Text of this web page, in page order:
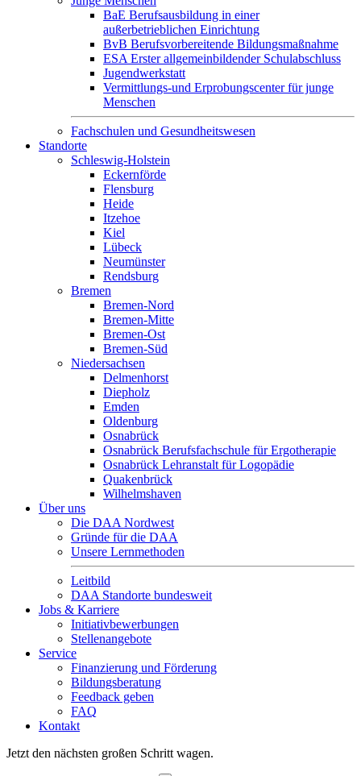
BaE Berufsausbildung in einer
außerbetrieblichen Einrichtung
BvB Berufsvorbereitende Bildungsmaßnahme
ESA Erster allgemeinbildender Schulabschluss
Jugendwerkstatt
Vermittlungs-und Erprobungscenter für junge
Menschen
Fachschulen und Gesundheitswesen
Standorte
Schleswig-Holstein
Eckernförde
Flensburg
Heide
Itzehoe
Kiel
Lübeck
Neumünster
Rendsburg
Bremen
Bremen-Nord
Bremen-Mitte
Bremen-Ost
Bremen-Süd
Niedersachsen
Delmenhorst
Diepholz
Emden
Oldenburg
Osnabrück
Osnabrück Berufsfachschule für Ergotherapie
Osnabrück Lehranstalt für Logopädie
Quakenbrück
Wilhelmshaven
Über uns
Die DAA Nordwest
Gründe für die DAA
Unsere Lernmethoden
Leitbild
DAA Standorte bundesweit
Jobs & Karriere
Initiativbewerbungen
Stellenangebote
Service
Finanzierung und Förderung
Bildungsberatung
Feedback geben
FAQ
Kontakt
Jetzt den nächsten großen Schritt wagen.